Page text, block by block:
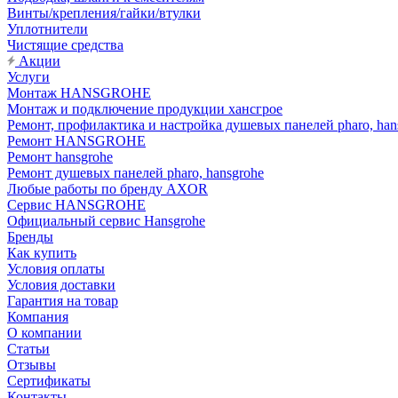
Винты/крепления/гайки/втулки
Уплотнители
Чистящие средства
Акции
Услуги
Монтаж HANSGROHE
Монтаж и подключение продукции хансгрое
Ремонт, профилактика и настройка душевых панелей pharo,
Ремонт HANSGROHE
Ремонт hansgrohe
Ремонт душевых панелей pharo, hansgrohe
Любые работы по бренду AXOR
Сервис HANSGROHE
Официальный сервис Hansgrohe
Бренды
Как купить
Условия оплаты
Условия доставки
Гарантия на товар
Компания
О компании
Статьи
Отзывы
Сертификаты